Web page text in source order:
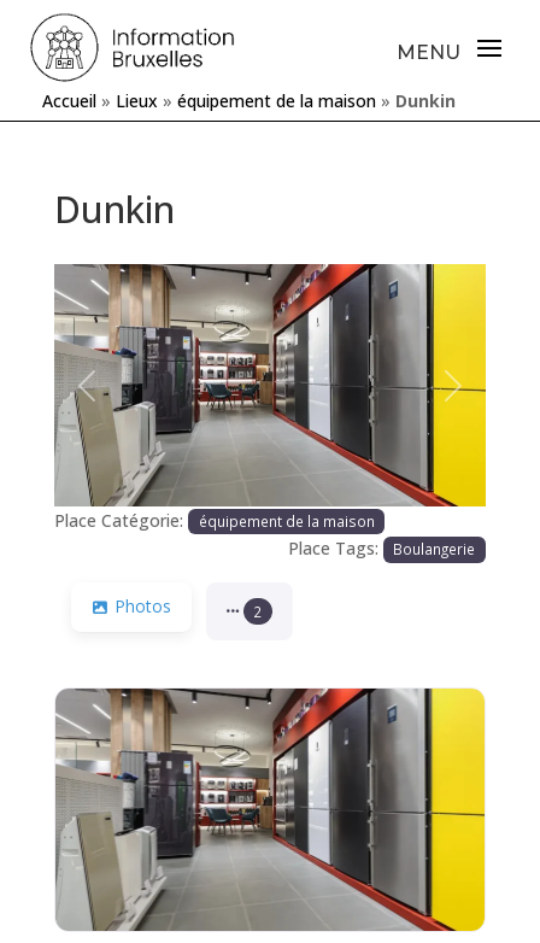
Accueil » Lieux » équipement de la maison » Dunkin
Dunkin
Précédente Prochaine
Place Catégorie: équipement de la maison
Place Tags: Boulangerie
Photos 2